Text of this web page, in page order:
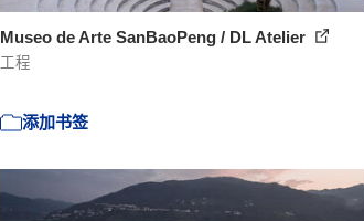
Museo de Arte SanBaoPeng / DL Atelier
工程
添加书签